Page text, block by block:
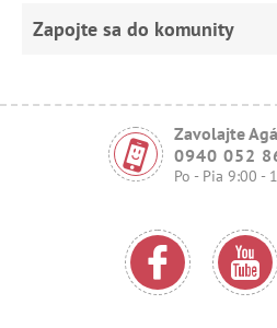
Zapojte sa do komunity
Zavolajte
0940 052
Po - Pia 9:00 -